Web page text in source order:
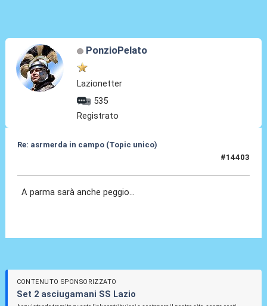
PonzioPelato
Lazionetter
535
Registrato
Re: asrmerda in campo (Topic unico)
#14403
A parma sarà anche peggio...
CONTENUTO SPONSORIZZATO
Set 2 asciugamani SS Lazio